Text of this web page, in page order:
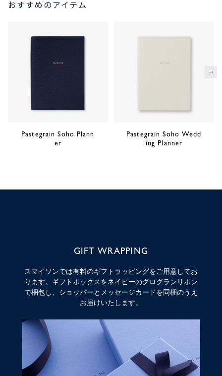
おすすめのアイテム
Pastegrain Soho Plann
er
Pastegrain Soho Wedd
ing Planner
次
GIFT WRAPPING
スマイソンでは有料のギフトラッピングをご用意してお
ります。ギフトボックスをネイビーのグログランリボン
で梱包し、ショッパーとメッセージカードを同梱のうえ
お届けいたします。